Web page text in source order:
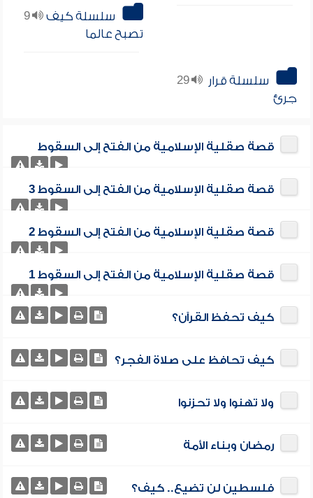
9
سلسلة كيف
تصبح عالما
29
سلسلة قرار
جرئ
قصة صقلية الإسلامية من الفتح إلى السقوط
قصة صقلية الإسلامية من الفتح إلى السقوط 3
قصة صقلية الإسلامية من الفتح إلى السقوط 2
قصة صقلية الإسلامية من الفتح إلى السقوط 1
كيف تحفظ القرآن؟
كيف تحافظ على صلاة الفجر؟
ولا تهنوا ولا تحزنوا
رمضان وبناء الأمة
فلسطين لن تضيع.. كيف؟